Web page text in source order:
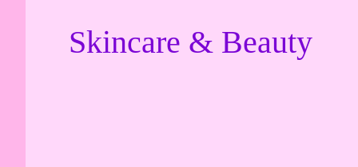
Skincare & Beauty